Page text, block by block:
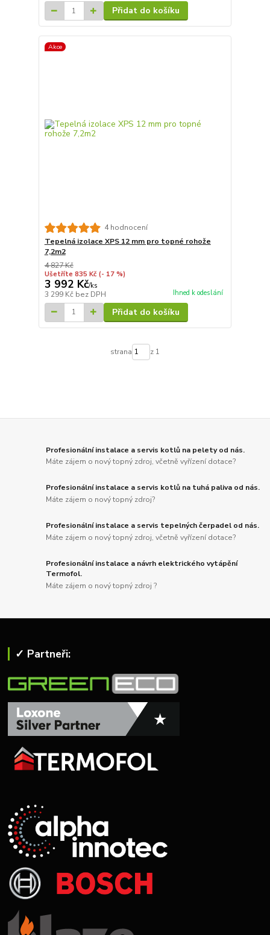
Přidat do košíku
Akce
4 hodnocení
Tepelná izolace XPS 12 mm pro topné rohože
7,2m2
4 827 Kč
Ušetříte 835 Kč (- 17 %)
3 992 Kč/ks
3 299 Kč bez DPH Ihned k odeslání
Přidat do košíku
strana z 1
Profesionální instalace a servis kotlů na pelety od nás.
Máte zájem o nový topný zdroj, včetně vyřízení dotace?
Profesionální instalace a servis kotlů na tuhá paliva od nás.
Máte zájem o nový topný zdroj?
Profesionální instalace a servis tepelných čerpadel od nás.
Máte zájem o nový topný zdroj, včetně vyřízení dotace?
Profesionální instalace a návrh elektrického vytápění
Termofol.
Máte zájem o nový topný zdroj ?
✓ Partneři: